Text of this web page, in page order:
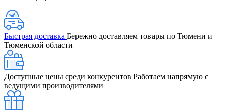
Быстрая доставка Бережно доставляем товары по Тюмени и
Тюменской области
Доступные цены среди конкурентов Работаем напрямую с
ведущими производителями